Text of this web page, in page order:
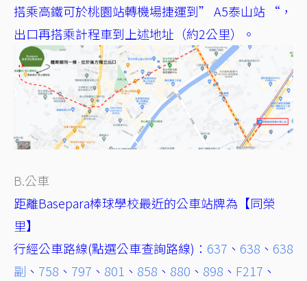
搭乘高鐵可於桃園站轉機場捷運到” A5泰山站 “，
出口再搭乘計程車到上述地址（約2公里）。
B.公車
距離Basepara棒球學校最近的公車站牌為【同榮
里】
行經公車路線(點選公車查詢路線)： 637 、 638 、 638
副 、 758 、 797 、 801 、 858 、 880 、 898 、 F217 、